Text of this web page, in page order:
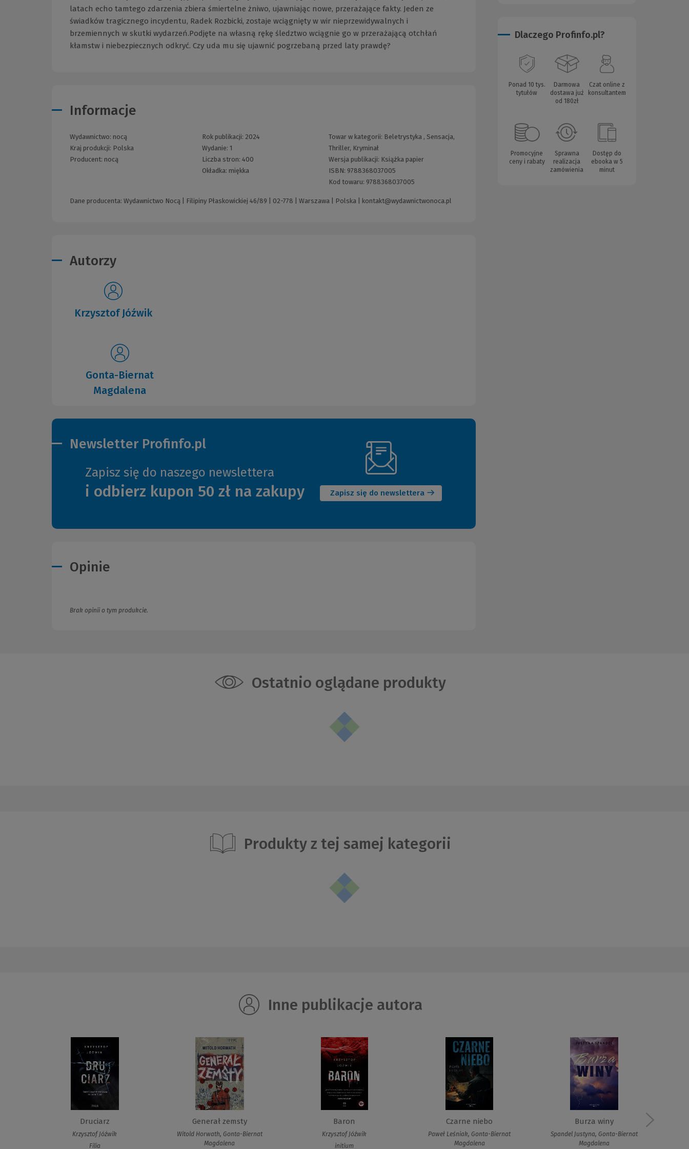
latach echo tamtego zdarzenia zbiera śmiertelne żniwo, ujawniając nowe, przerażające fakty. Jeden ze
świadków tragicznego incydentu, Radek Rozbicki, zostaje wciągnięty w wir nieprzewidywalnych i
brzemiennych w skutki wydarzeń.Podjęte na własną rękę śledztwo wciągnie go w przerażającą otchłań
kłamstw i niebezpiecznych odkryć. Czy uda mu się ujawnić pogrzebaną przed laty prawdę?
Informacje
Wydawnictwo: nocą
Kraj produkcji: Polska
Producent: nocą
Rok publikacji: 2024
Wydanie:1
Liczba stron:400
Okładka: miękka
Towar w kategorii: Beletrystyka, Sensacja,
Thriller, Kryminał
Wersja publikacji: Książka papier
ISBN: 9788368037005
Kod towaru: 9788368037005
Dane producenta: Wydawnictwo Nocą | Filipiny Płaskowickiej 46/89 | 02-778 | Warszawa | Polska | kontakt@wydawnictwonoca.pl
Autorzy
Krzysztof Jóźwik
Gonta-Biernat
Magdalena
Newsletter Profinfo.pl
Zapisz się do naszego newslettera
i odbierz kupon 50 zł na zakupy Zapisz się do newslettera
okno)
Opinie
Brak opinii o tym produkcie.
Dlaczego Profinfo.pl?
Ponad 10 tys.
tytułów
Darmowa
dostawa już
od 180zł
Czat online z
konsultantem
Promocyjne
ceny i rabaty
Sprawna
realizacja
zamówienia
Dostęp do
ebooka w 5
minut
Ostatnio oglądane produkty
Produkty z tej samej kategorii
Inne publikacje autora
Druciarz
Krzysztof Jóźwik
Filia
Generał zemsty
Witold Horwath, Gonta-Biernat
Magdalena
Baron
Krzysztof Jóźwik
initium
Czarne niebo
Paweł Leśniak, Gonta-Biernat
Magdalena
Burza winy
Spandel Justyna, Gonta-Biernat
Magdalena